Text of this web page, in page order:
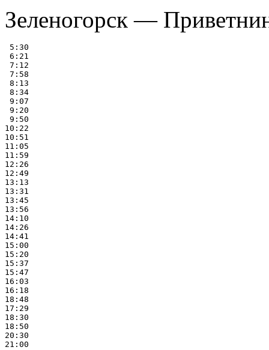
Зеленогорск —
5:30
6:21
7:12
7:58
8:13
8:34
9:07
9:20
9:50
10:22
10:51
11:05
11:59
12:26
12:49
13:13
13:31
13:45
13:56
14:10
14:26
14:41
15:00
15:20
15:37
15:47
16:03
16:18
18:48
17:29
18:30
18:50
20:30
21:00